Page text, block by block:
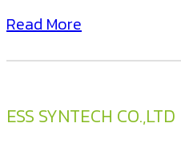
Read More
ESS SYNTECH CO.,LTD